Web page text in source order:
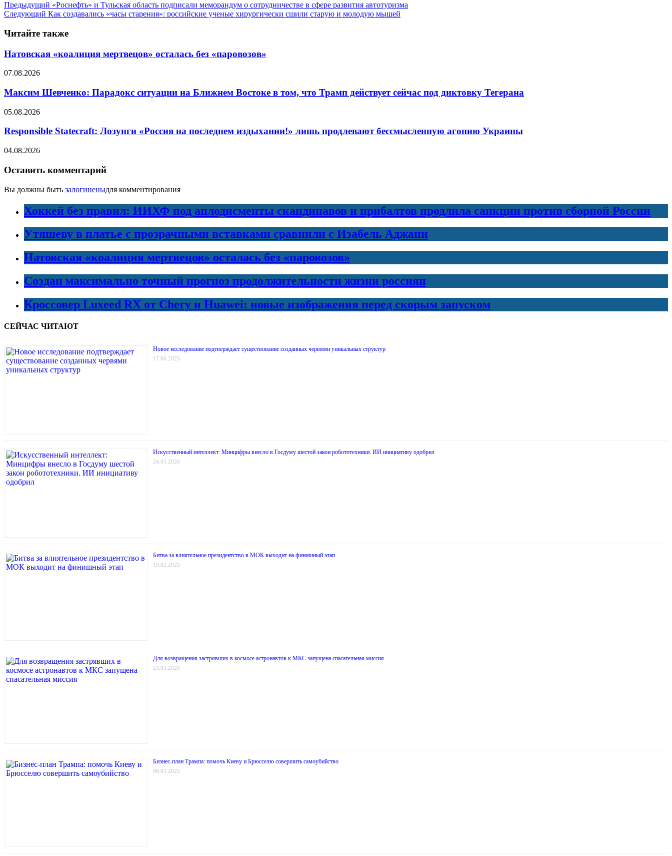
Предыдущий «Роснефть» и Тульская область подписали меморандум о сотрудничестве в сфере развития автотуризма
Следующий Как создавались «часы старения»: российские ученые хирургически сшили старую и молодую мышей
Читайте также
Натовская «коалиция мертвецов» осталась без «паровозов»
07.08.2026
Максим Шевченко: Парадокс ситуации на Ближнем Востоке в том, что Трамп действует сейчас под диктовку Тегерана
05.08.2026
Responsible Statecraft: Лозунги «Россия на последнем издыхании!» лишь продлевают бессмысленную агонию Украины
04.08.2026
Оставить комментарий
Вы должны быть залогиненыдля комментирования
Хоккей без правил: ИИХФ под аплодисменты скандинавов и прибалтов продлила санкции против сборной России
Утяшеву в платье с прозрачными вставками сравнили с Изабель Аджани
Натовская «коалиция мертвецов» осталась без «паровозов»
Создан максимально точный прогноз продолжительности жизни россиян
Кроссовер Luxeed RX от Chery и Huawei: новые изображения перед скорым запуском
СЕЙЧАС ЧИТАЮТ
Новое исследование подтверждает существование созданных червями уникальных структур
17.06.2025
Искусственный интеллект: Минцифры внесло в Госдуму шестой закон робототехники. ИИ инициативу одобрил
24.03.2026
Битва за влиятельное президентство в МОК выходит на финишный этап
10.02.2025
Для возвращения застрявших в космосе астронавтов к МКС запущена спасательная миссия
23.03.2025
Бизнес-план Трампа: помочь Киеву и Брюсселю совершить самоубийство
06.03.2025